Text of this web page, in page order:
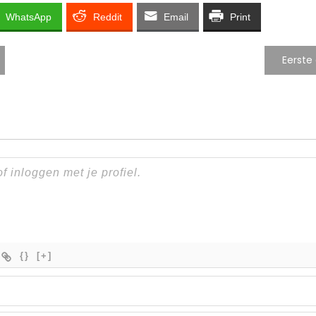
WhatsApp Reddit Email Print
{} [+]